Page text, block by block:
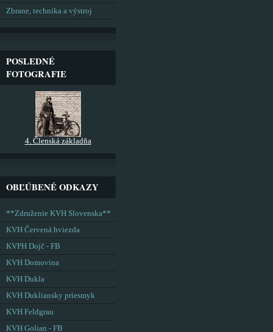
Zbrane, technika a výstroj
POSLEDNÉ
FOTOGRAFIE
4. Členská základňa
OBĽÚBENÉ ODKAZY
**Združenie KVH Slovenska**
KVH Červená hviezda
KVPH Dojč - FB
KVH Domovina
KVH Dukla
KVH Dukliansky priesmyk
KVH Feldgrau
KVH Golian - FB